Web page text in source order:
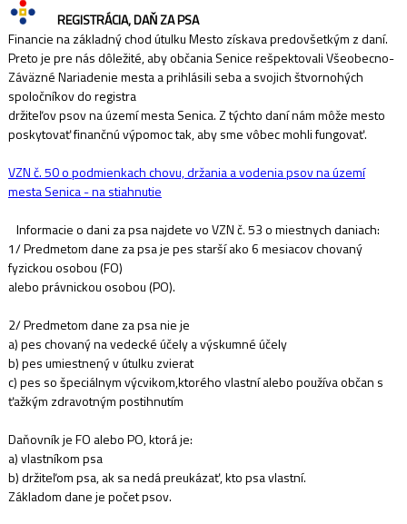
REGISTRÁCIA, DAŇ ZA PSA
Financie na základný chod útulku Mesto získava predovšetkým z daní.
Preto je pre nás dôležité, aby občania Senice rešpektovali Všeobecno-
Záväzné Nariadenie mesta a prihlásili seba a svojich štvornohých
spoločníkov do registra
držiteľov psov na území mesta Senica. Z týchto daní nám môže mesto
poskytovať finančnú výpomoc tak, aby sme vôbec mohli fungovať.
VZN č. 50 o podmienkach chovu, držania a vodenia psov na území
mesta Senica - na stiahnutie
Informacie o dani za psa najdete vo VZN č. 53 o miestnych daniach:
1/ Predmetom dane za psa je pes starší ako 6 mesiacov chovaný
fyzickou osobou (FO)
alebo právnickou osobou (PO).
2/ Predmetom dane za psa nie je
a) pes chovaný na vedecké účely a výskumné účely
b) pes umiestnený v útulku zvierat
c) pes so špeciálnym výcvikom,ktorého vlastní alebo používa občan s
ťažkým zdravotným postihnutím
Daňovník je FO alebo PO, ktorá je:
a) vlastníkom psa
b) držiteľom psa, ak sa nedá preukázať, kto psa vlastní.
Základom dane je počet psov.